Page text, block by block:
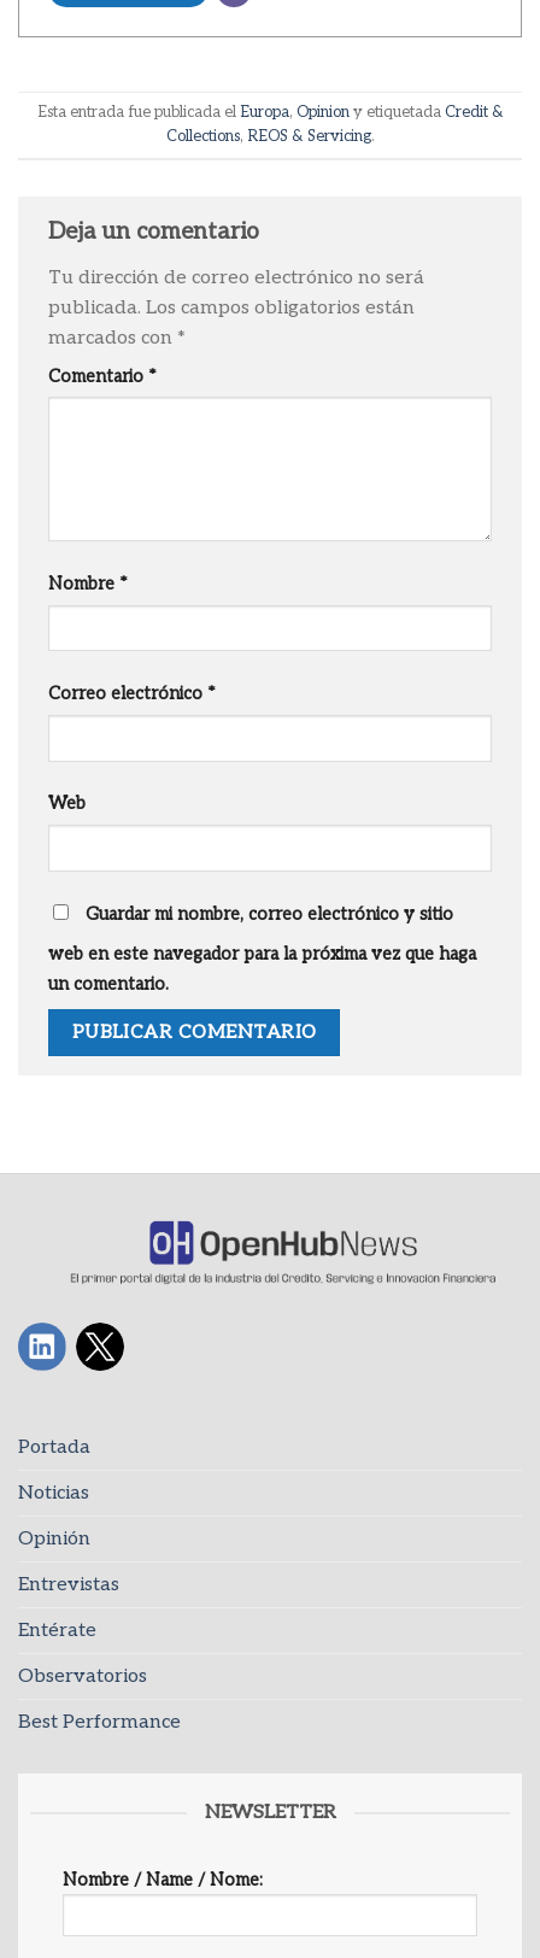
Esta entrada fue publicada el Europa, Opiniony etiquetadaCredit &
Collections, REOS & Servicing.
Deja un comentario
Tu dirección de correo electrónico no será
publicada. Los campos obligatorios están
marcados con *
Comentario *
Nombre *
Correo electrónico *
Web
Guardar mi nombre, correo electrónico y sitio
web en este navegador para la próxima vez que haga
un comentario.
Portada
Noticias
Opinión
Entrevistas
Entérate
Observatorios
Best Performance
NEWSLETTER
Nombre / Name / Nome: